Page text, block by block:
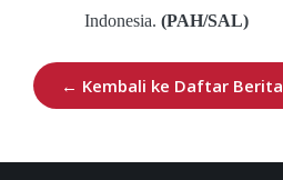
Indonesia.(PAH/SAL)
← Kembali ke Daftar Berita